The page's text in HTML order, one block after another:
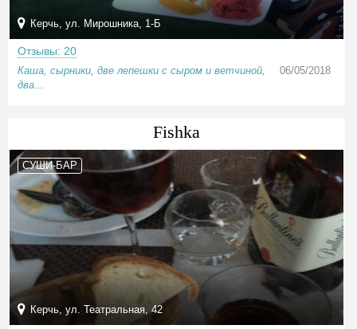
Керчь, ул. Мирошника, 1-Б
Отзывы: 20
Каша, сырники, две лепешки с сыром и ветчиной,
два...
06/05/2018
Fishka
СУШИ-БАР
Керчь, ул. Театральная, 42